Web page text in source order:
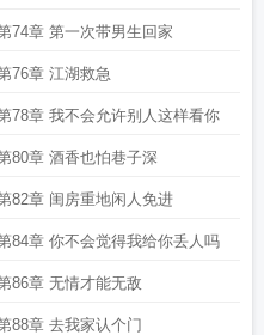
74章 第一次带男生回家
76章 江湖救急
78章 我不会允许别人这样看你
80章 酒香也怕巷子深
82章 闺房重地闲人免进
84章 你不会觉得我给你丢人吗
86章 无情才能无敌
88章 去我家认个门